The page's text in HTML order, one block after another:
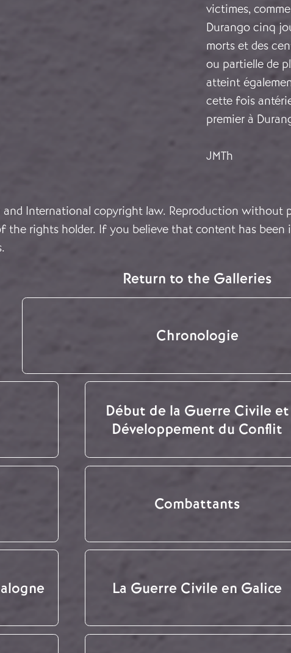
victimes,
Durango cinq
morts et des
ou partielle de
atteint
cette fois
premier à
JMTh
and International copyright law. Reproduction without
the rights holder. If you believe that content has
.
Return to the Galleries
Chronologie
Début de la Guerre Civile et
Développement du Conflit
Combattants
La Guerre Civile en Galice